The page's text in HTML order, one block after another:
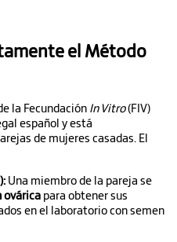
el Método
la Fecundación In Vitro(FIV)
español y está
de mujeres casadas. El
Una miembro de la pareja se
para obtener sus
en el laboratorio con semen